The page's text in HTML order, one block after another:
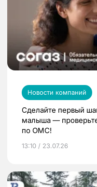
Новости компаний
Сделайте первый
малыша —
по ОМС!
13:10 / 23.07.26